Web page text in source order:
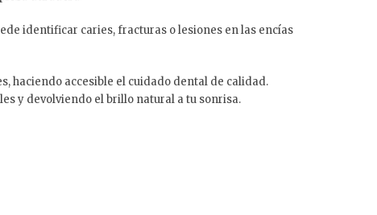
identificar caries, fracturas o lesiones en las encías
haciendo accesible el cuidado dental de calidad.
y devolviendo el brillo natural a tu sonrisa.